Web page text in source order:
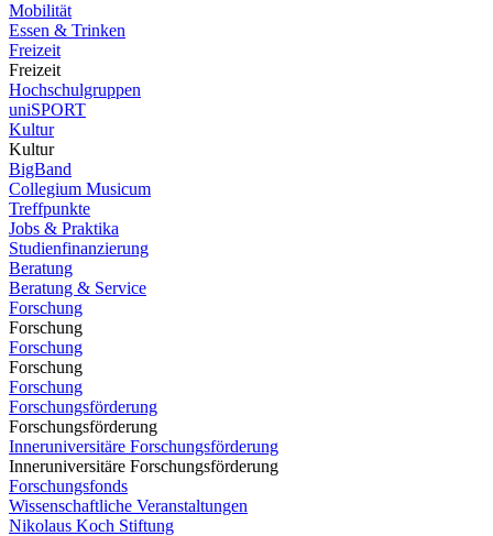
Mobilität
Essen & Trinken
Freizeit
Freizeit
Hochschulgruppen
uniSPORT
Kultur
Kultur
BigBand
Collegium Musicum
Treffpunkte
Jobs & Praktika
Studienfinanzierung
Beratung
Beratung & Service
Forschung
Forschung
Forschung
Forschung
Forschung
Forschungsförderung
Forschungsförderung
Inneruniversitäre Forschungsförderung
Inneruniversitäre Forschungsförderung
Forschungsfonds
Wissenschaftliche Veranstaltungen
Nikolaus Koch Stiftung